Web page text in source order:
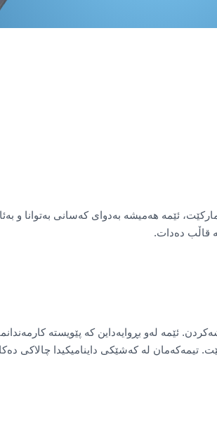
ئێمە هەمیشە بەدوای کەسانی بەتوانا و
قاڵب دەدات.
ئێمە لەو بڕوایەداین کە پێویستە
تیمەکەمان لە کەشێکی داینامیکیدا چالاکی